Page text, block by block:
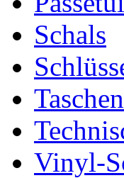
Schals
Vinyl-